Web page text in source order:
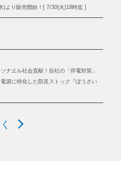
)より販売開始！[ 7/30(火)18時迄 ]
ナエル社会貢献！自社の「停電対策」
源に特化した防災ストック『ぼうさい